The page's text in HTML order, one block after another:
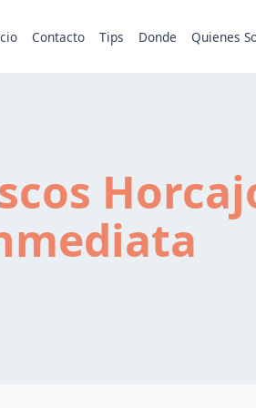
Contacto Tips Donde Quienes